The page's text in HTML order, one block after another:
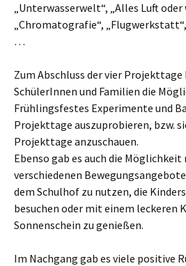
„Unterwasserwelt“, „Alles Luft oder
„Chromatografie“,
…
Zum Abschluss der vier
SchülerInnen und Familien die
Frühlingsfestes Experimente und
Projekttage auszuprobieren, bzw.
Projekttage anzuschauen.
Ebenso gab es auch die
verschiedenen
dem Schulhof zu nutzen, die
besuchen oder mit einem leckeren
Sonnenschein zu genießen.
Im Nachgang gab es viele positive